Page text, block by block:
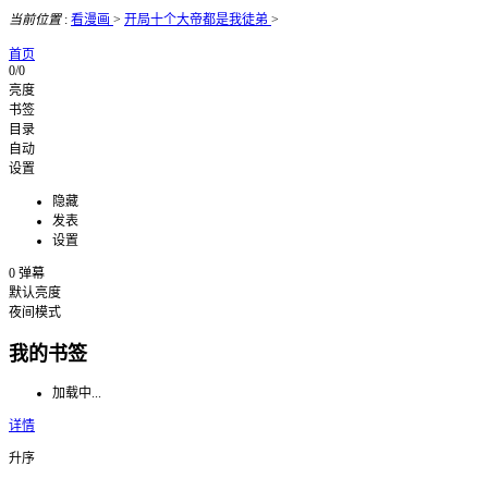
当前位置: 看漫画 > 开局十个大帝都是我徒弟 >
首页
0/0
亮度
书签
目录
自动
设置
隐藏
发表
设置
0 弹幕
默认亮度
夜间模式
我的书签
加载中...
详情
升序